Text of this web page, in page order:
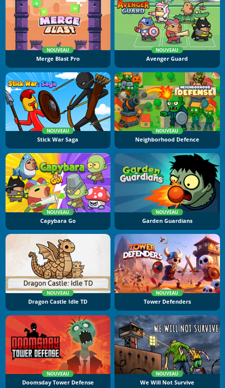
NOUVEAU
Merge Blast Pro
NOUVEAU
Avenger Guard
NOUVEAU
Stick War Saga
NOUVEAU
Neighborhood Defence
NOUVEAU
Capybara Go
NOUVEAU
Garden Guardians
NOUVEAU
Dragon Castle Idle TD
NOUVEAU
Tower Defenders
NOUVEAU
Doomsday Tower Defense
NOUVEAU
We Will Not Survive